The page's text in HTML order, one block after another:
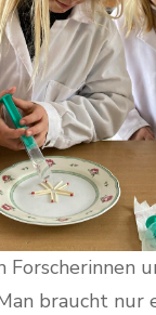
Forscherinnen
braucht nur